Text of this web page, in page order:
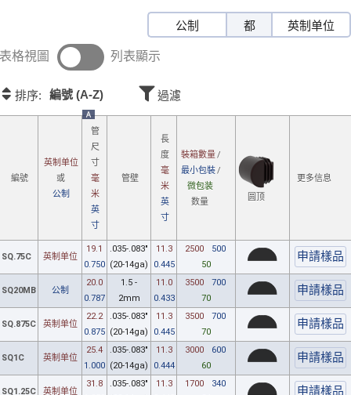
公制 都 英制单位
表格視圖 列表顯示
排序: 編號 (A-Z) 過濾
編號
英制单位
或
公制
A
管
尺
寸
毫
米
英
寸
管壁
長
度
毫
米
英
寸
裝箱數量/
最小包裝/
微包装
数量
圆顶
更多信息
SQ.75C 英制单位
19.1
0.750
.035-.083"
(20-14ga)
11.3
0.445
2500
500
50
SQ20MB 公制
20.0
0.787
1.5 -
2mm
11.0
0.433
3500
700
70
SQ.875C 英制单位
22.2
0.875
.035-.083"
(20-14ga)
11.3
0.445
3500
700
70
SQ1C 英制单位
25.4
1.000
.035-.083"
(20-14ga)
11.3
0.444
3000
600
60
SQ1.25C 英制单位
31.8
.035-.083"
11.3
1700
340